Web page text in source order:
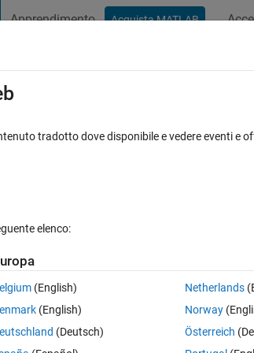
Apprendimento Acquista MATLAB
NaN's based on Row and
specific element values with NaN's within
tradotto dove disponibile e vedere eventi e
elenco:
(English)
(English)
(Deutsch)
Netherlands
Norway
Österreich